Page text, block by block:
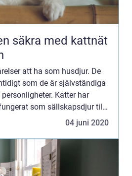
säkra med kattnät
att ha som husdjur. De
som de är självständiga
Katter har
som sällskapsdjur till
04 juni 2020